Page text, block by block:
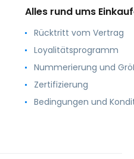
Alles rund ums
Rücktritt vom Vertrag
Loyalitätsprogramm
Nummerierung und
Zertifizierung
Bedingungen und